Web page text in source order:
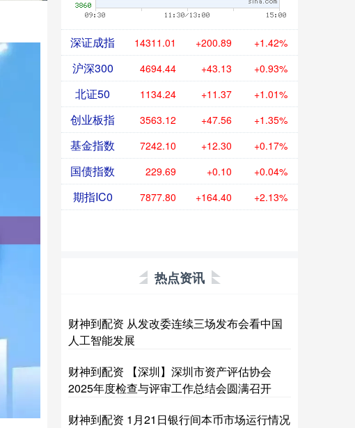
深证成指 14311.01 +200.89 +1.42%
沪深300 4694.44 +43.13 +0.93%
北证50 1134.24 +11.37 +1.01%
创业板指 3563.12 +47.56 +1.35%
基金指数 7242.10 +12.30 +0.17%
国债指数 229.69 +0.10 +0.04%
期指IC0 7877.80 +164.40 +2.13%
热点资讯
财神到配资 从发改委连续三场发布会看中国
人工智能发展
财神到配资 【深圳】深圳市资产评估协会
2025年度检查与评审工作总结会圆满召开
财神到配资 1月21日银行间本币市场运行情况